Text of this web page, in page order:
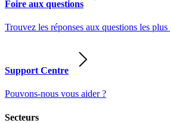
Foire aux questions
Trouvez les réponses aux questions les plus
Support Centre
Pouvons-nous vous aider ?
Secteurs